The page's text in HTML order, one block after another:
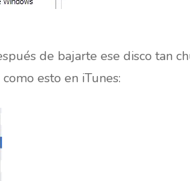
de bajarte ese disco tan
esto en iTunes: